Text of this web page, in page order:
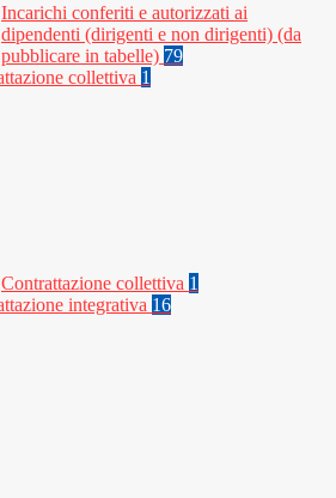
Incarichi conferiti e autorizzati ai
dipendenti (dirigenti e non dirigenti) (da
pubblicare in tabelle) 79
collettiva 1
Contrattazione collettiva 1
integrativa 16